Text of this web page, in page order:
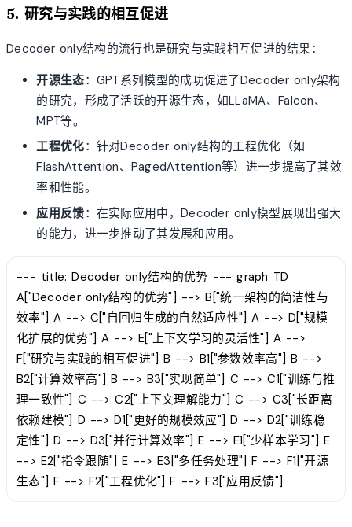
5. 研究与实践的相互促进
Decoder only结构的流行也是研究与实践相互促进的结果：
开源生态：GPT系列模型的成功促进了Decoder only架构
的研究，形成了活跃的开源生态，如LLaMA、Falcon、
MPT等。
工程优化：针对Decoder only结构的工程优化（如
FlashAttention、PagedAttention等）进一步提高了其效
率和性能。
应用反馈：在实际应用中，Decoder only模型展现出强大
的能力，进一步推动了其发展和应用。
--- title: Decoder only结构的优势 --- graph TD
A["Decoder only结构的优势"] --> B["统一架构的简洁性与
效率"] A --> C["自回归生成的自然适应性"] A --> D["规模
化扩展的优势"] A --> E["上下文学习的灵活性"] A -->
F["研究与实践的相互促进"] B --> B1["参数效率高"] B -->
B2["计算效率高"] B --> B3["实现简单"] C --> C1["训练与推
理一致性"] C --> C2["上下文理解能力"] C --> C3["长距离
依赖建模"] D --> D1["更好的规模效应"] D --> D2["训练稳
定性"] D --> D3["并行计算效率"] E --> E1["少样本学习"] E
--> E2["指令跟随"] E --> E3["多任务处理"] F --> F1["开源
生态"] F --> F2["工程优化"] F --> F3["应用反馈"]